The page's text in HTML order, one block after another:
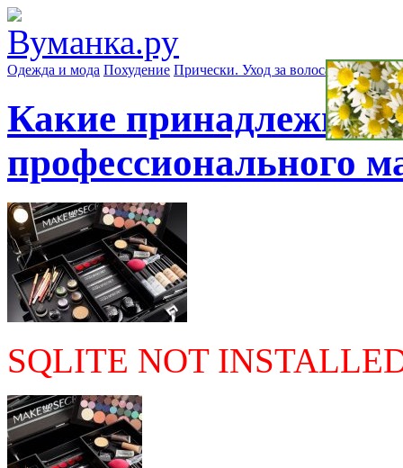
Одежда и мода Похудение Прически. Уход за волосами Маски
Какие
профессионального
SQLITE NOT